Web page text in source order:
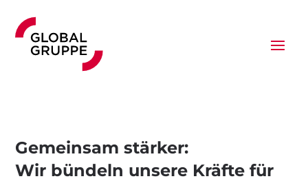
Gemeinsam stärker:
Wir bündeln unsere Kräfte für